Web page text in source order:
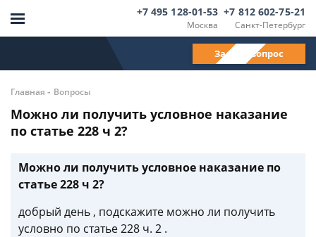
Москва
+7 495 128-01-53
Санкт-Петербург
+7 812 602-75-21
Задать вопрос
Главная - Вопросы
Можно ли получить условное наказание
по статье 228 ч 2?
Можно ли получить условное наказание по
статье 228 ч 2?
добрый день , подскажите можно ли получить
условно по статье 228 ч. 2 .